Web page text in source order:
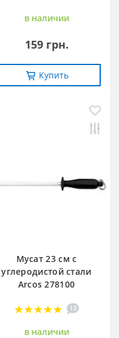
в наличии
159 грн.
Купить
Мусат 23 см с
углеродистой стали
Arcos 278100
13
в наличии